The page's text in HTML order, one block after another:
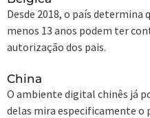
Desde 2018, o país determina
menos 13 anos podem ter
autorização dos pais.
China
O ambiente digital chinês já
delas mira especificamente